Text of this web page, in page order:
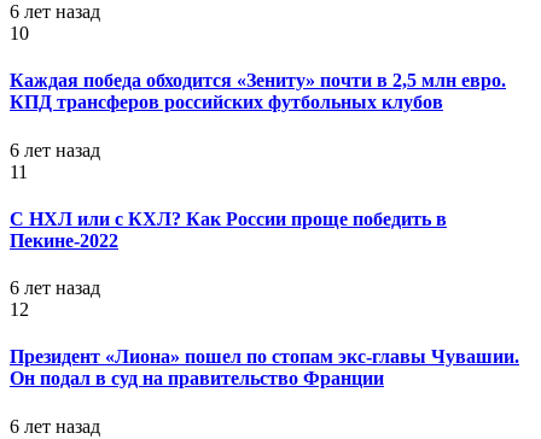
6 лет назад
10
Каждая победа обходится «Зениту» почти в 2,5 млн евро.
КПД трансферов российских футбольных клубов
6 лет назад
11
С НХЛ или с КХЛ? Как России проще победить в
Пекине-2022
6 лет назад
12
Президент «Лиона» пошел по стопам экс-главы Чувашии.
Он подал в суд на правительство Франции
6 лет назад